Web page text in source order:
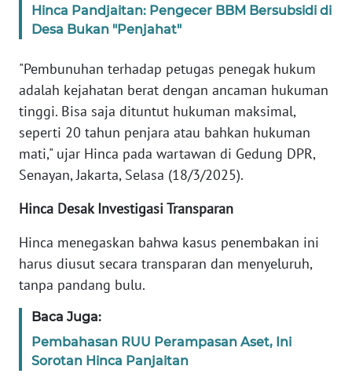
Hinca Pandjaitan: Pengecer BBM Bersubsidi di
Desa Bukan "Penjahat"
"Pembunuhan terhadap petugas penegak hukum
adalah kejahatan berat dengan ancaman hukuman
tinggi. Bisa saja dituntut hukuman maksimal,
seperti 20 tahun penjara atau bahkan hukuman
mati," ujar Hinca pada wartawan di Gedung DPR,
Senayan, Jakarta, Selasa (18/3/2025).
Hinca Desak Investigasi Transparan
Hinca menegaskan bahwa kasus penembakan ini
harus diusut secara transparan dan menyeluruh,
tanpa pandang bulu.
Baca Juga:
Pembahasan RUU Perampasan Aset, Ini
Sorotan Hinca Panjaitan
KARIR
DISCLAIMER
Wahana
News
WN
JAKARTA
WN
JABAR